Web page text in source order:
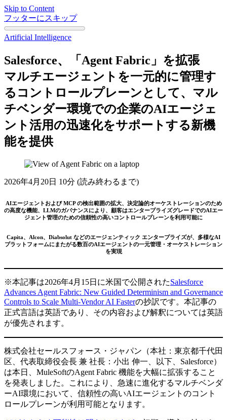
Skip to Content
フッターにスキップ
Artificial Intelligence
Salesforce、「Agent Fabric」を拡張
マルチエージェントを一元的に管理す
るコントロールプレーンとして、マル
チベンダー環境での企業のAIエージェ
ント活用の迅速化をサポートする新機
能を提供
2026年4月20日 10分 (読み終わるまで)
AIエージェントおよび MCP の検出範囲の拡大、決定論的オーケストレーションのため
の高度な機能、LLMのガバナンスにより、顧客はエンタープライズグレードでのAIエー
ジェント管理のための信頼性の高いコントロールプレーンを利用可能に
Capita、Alcon、Diabsolut などのエージェンティック エンタープライズが、多様なAI
プラットフォームにまたがる数百のAIエージェントの一元管理・オーケストレーション
を実現
※本記事は2026年4月15日に米国で公開されたSalesforce
Advances Agent Fabric: New Guided Determinism and Governance
Controls to Scale Multi-Vendor AI Fasterの抄訳です。本記事の
正式言語は英語であり、その内容および解釈については英語
が優先されます。
株式会社セールスフォース・ジャパン（本社：東京都千代田
区、代表取締役会長 兼 社長：小出 伸一、以下、Salesforce）
は本日、MuleSoftのAgent Fabric 機能を大幅に拡張すること
を発表しました。これにより、急速に進化するマルチベンダ
ーAI環境において、信頼性の高いAIエージェントのコント
ロールプレーンが利用可能となります。